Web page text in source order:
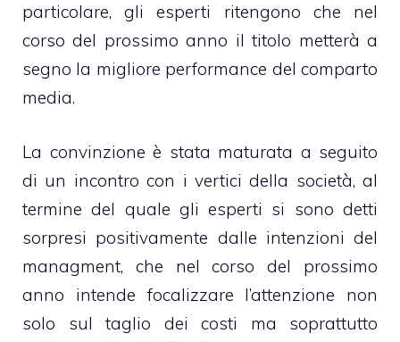
particolare, gli esperti ritengono che nel
corso del prossimo anno il titolo metterà a
segno la migliore performance del comparto
media.
La convinzione è stata maturata a seguito
di un incontro con i vertici della società, al
termine del quale gli esperti si sono detti
sorpresi positivamente dalle intenzioni del
managment, che nel corso del prossimo
anno intende focalizzare l’attenzione non
solo sul taglio dei costi ma soprattutto